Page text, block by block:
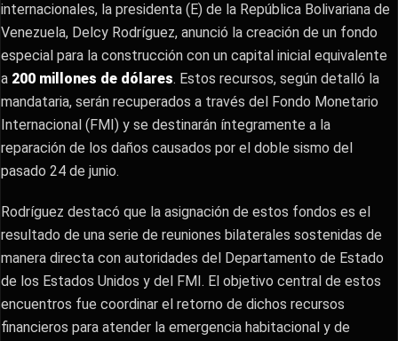
internacionales, la presidenta (E) de la República Bolivariana de
Venezuela, Delcy Rodríguez, anunció la creación de un fondo
especial para la construcción con un capital inicial equivalente
a 200 millones de dólares. Estos recursos, según detalló la
mandataria, serán recuperados a través del Fondo Monetario
Internacional (FMI) y se destinarán íntegramente a la
reparación de los daños causados por el doble sismo del
pasado 24 de junio.
Rodríguez destacó que la asignación de estos fondos es el
resultado de una serie de reuniones bilaterales sostenidas de
manera directa con autoridades del Departamento de Estado
de los Estados Unidos y del FMI. El objetivo central de estos
encuentros fue coordinar el retorno de dichos recursos
financieros para atender la emergencia habitacional y de